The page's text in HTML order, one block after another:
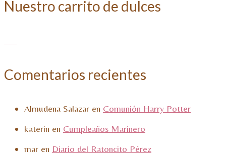
Nuestro carrito de dulces
Comentarios recientes
Almudena Salazar en Comunión Harry Potter
katerin en Cumpleaños Marinero
mar en Diario del Ratoncito Pérez